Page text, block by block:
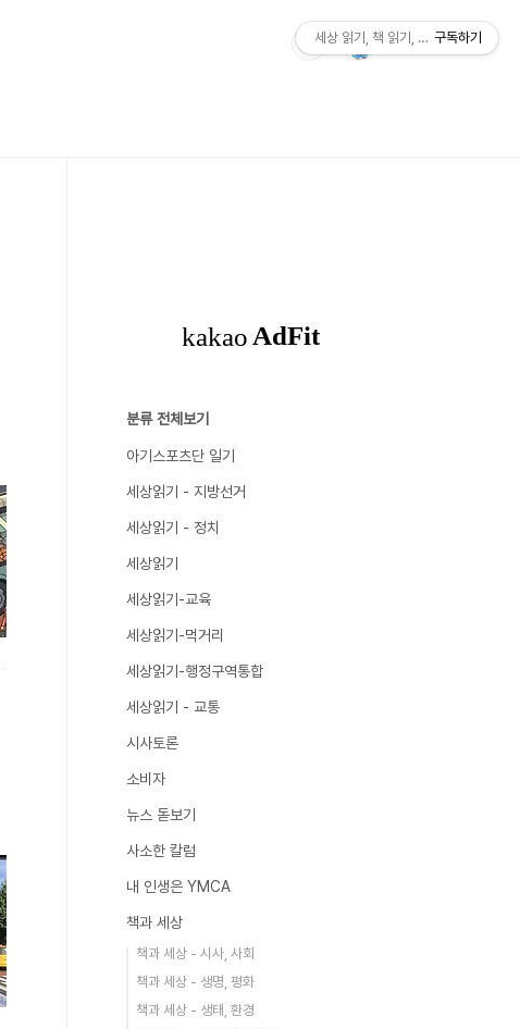
분류 전체보기
아기스포츠단 일기
세상읽기 - 지방선거
세상읽기 - 정치
세상읽기
세상읽기-교육
세상읽기-먹거리
세상읽기-행정구역통합
세상읽기 - 교통
시사토론
소비자
뉴스 돋보기
사소한 칼럼
내 인생은 YMCA
책과 세상
책과 세상 - 시사, 사회
책과 세상 - 생명, 평화
책과 세상 - 생태, 환경
세상 읽기, 책 읽기, 사람살이
구독하기